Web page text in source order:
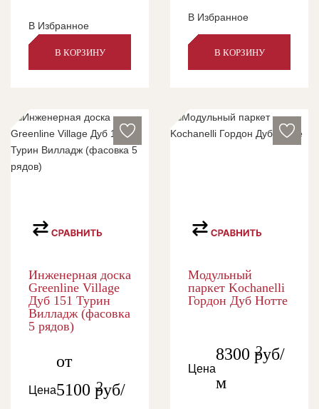
В Избранное
В КОРЗИНУ
В Избранное
В КОРЗИНУ
Инженерная доска
Greenline Village
Дуб 151 Турин
Вилладж (фасовка
5 рядов)
Цена
от
5100 руб/
2
Модульный
паркет Kochanelli
Гордон Дуб Нотте
Цена
8300 руб/
м
2